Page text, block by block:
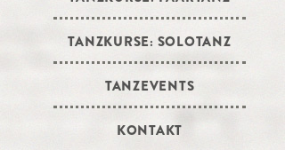
TANZKURSE: SOLOTANZ
TANZEVENTS
KONTAKT